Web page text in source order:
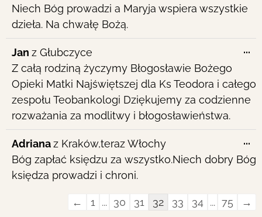
Niech Bóg prowadzi a Maryja wspiera wszystkie
dzieła. Na chwałę Bożą.
Jan z Głubczyce
Z całą rodziną życzymy Błogosławie Bożego
Opieki Matki Najświętszej dla Ks Teodora i całego
zespołu Teobankologi Dziękujemy za codzienne
rozważania za modlitwy i błogosławieństwa.
...
Adrianaz Kraków,teraz Włochy
Bóg zapłać księdzu za wszystko.Niech dobry Bóg
księdza prowadzi i chroni.
...
Guestbook
← 1 ... 30 31 32 33 34 ... 75 →